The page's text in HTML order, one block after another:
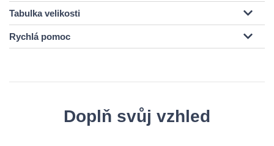
Tabulka velikosti
Rychlá pomoc
Doplň svůj vzhled